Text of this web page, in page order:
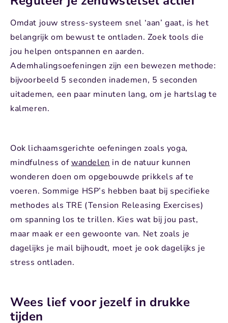
Omdat jouw stress-systeem snel ‘aan’ gaat, is het
belangrijk om bewust te ontladen. Zoek tools die
jou helpen ontspannen en aarden.
Ademhalingsoefeningen zijn een bewezen methode:
bijvoorbeeld 5 seconden inademen, 5 seconden
uitademen, een paar minuten lang, om je hartslag te
kalmeren.
Ook lichaamsgerichte oefeningen zoals yoga,
mindfulness ofwandelen in de natuur kunnen
wonderen doen om opgebouwde prikkels af te
voeren. Sommige HSP’s hebben baat bij specifieke
methodes als TRE (Tension Releasing Exercises)
om spanning los te trillen. Kies wat bij jou past,
maar maak er een gewoonte van. Net zoals je
dagelijks je mail bijhoudt, moet je ook dagelijks je
stress ontladen.
Wees lief voor jezelf in drukke
tijden